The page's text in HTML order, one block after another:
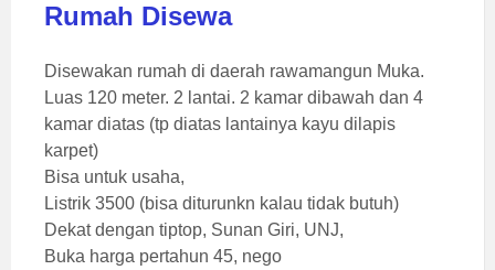
Rumah Disewa
Disewakan rumah di daerah rawamangun Muka.
Luas 120 meter. 2 lantai. 2 kamar dibawah dan 4
kamar diatas (tp diatas lantainya kayu dilapis
karpet)
Bisa untuk usaha,
Listrik 3500 (bisa diturunkn kalau tidak butuh)
Dekat dengan tiptop, Sunan Giri, UNJ,
Buka harga pertahun 45, nego